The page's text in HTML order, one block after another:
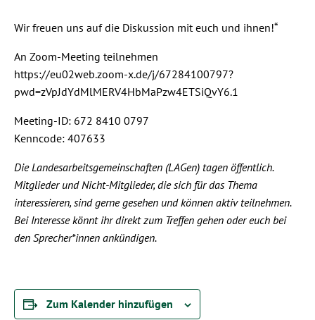
Wir freuen uns auf die Diskussion mit euch und ihnen!“
An Zoom-Meeting teilnehmen
https://eu02web.zoom-x.de/j/67284100797?
pwd=zVpJdYdMlMERV4HbMaPzw4ETSiQvY6.1
Meeting-ID: 672 8410 0797
Kenncode: 407633
Die Landesarbeitsgemeinschaften (LAGen) tagen öffentlich.
Mitglieder und Nicht-Mitglieder, die sich für das Thema
interessieren, sind gerne gesehen und können aktiv teilnehmen.
Bei Interesse könnt ihr direkt zum Treffen gehen oder euch bei
den Sprecher*innen ankündigen.
Zum Kalender hinzufügen